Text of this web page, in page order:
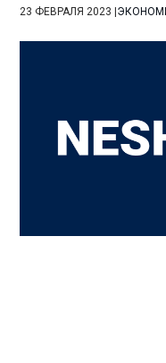
23 ФЕВРАЛЯ 2023 |